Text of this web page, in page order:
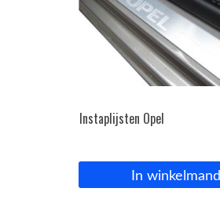
Instaplijsten Opel
In winkelmand